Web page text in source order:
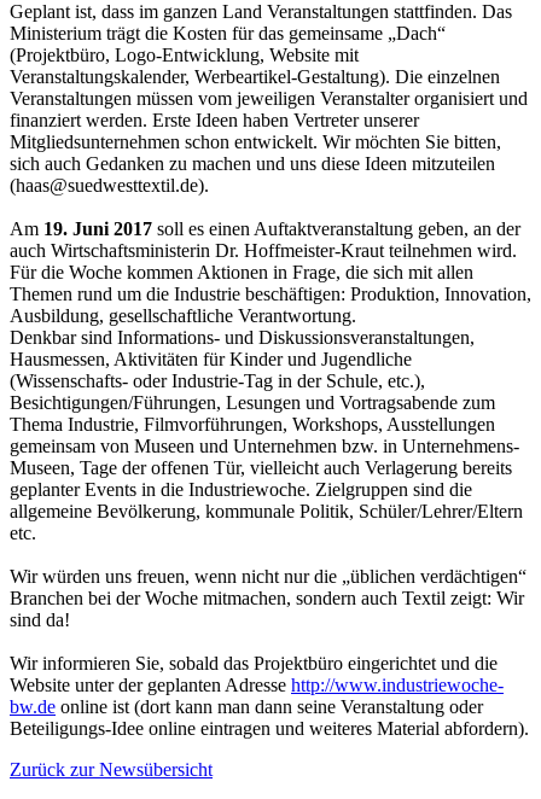
Geplant ist, dass im ganzen Land Veranstaltungen stattfinden. Das
Ministerium trägt die Kosten für das gemeinsame „Dach“
(Projektbüro, Logo-Entwicklung, Website mit
Veranstaltungskalender, Werbeartikel-Gestaltung). Die einzelnen
Veranstaltungen müssen vom jeweiligen Veranstalter organisiert und
finanziert werden. Erste Ideen haben Vertreter unserer
Mitgliedsunternehmen schon entwickelt. Wir möchten Sie bitten,
sich auch Gedanken zu machen und uns diese Ideen mitzuteilen
(haas@suedwesttextil.de).
Am 19. Juni 2017 soll es einen Auftaktveranstaltung geben, an der
auch Wirtschaftsministerin Dr. Hoffmeister-Kraut teilnehmen wird.
Für die Woche kommen Aktionen in Frage, die sich mit allen
Themen rund um die Industrie beschäftigen: Produktion, Innovation,
Ausbildung, gesellschaftliche Verantwortung.
Denkbar sind Informations- und Diskussionsveranstaltungen,
Hausmessen, Aktivitäten für Kinder und Jugendliche
(Wissenschafts- oder Industrie-Tag in der Schule, etc.),
Besichtigungen/Führungen, Lesungen und Vortragsabende zum
Thema Industrie, Filmvorführungen, Workshops, Ausstellungen
gemeinsam von Museen und Unternehmen bzw. in Unternehmens-
Museen, Tage der offenen Tür, vielleicht auch Verlagerung bereits
geplanter Events in die Industriewoche. Zielgruppen sind die
allgemeine Bevölkerung, kommunale Politik, Schüler/Lehrer/Eltern
etc.
Wir würden uns freuen, wenn nicht nur die „üblichen verdächtigen“
Branchen bei der Woche mitmachen, sondern auch Textil zeigt: Wir
sind da!
Wir informieren Sie, sobald das Projektbüro eingerichtet und die
Website unter der geplanten Adresse http://www.industriewoche-
bw.de online ist (dort kann man dann seine Veranstaltung oder
Beteiligungs-Idee online eintragen und weiteres Material abfordern).
Zurück zur Newsübersicht